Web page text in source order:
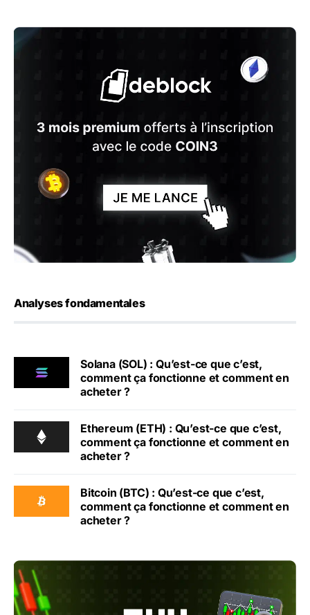
Analyses fondamentales
Solana (SOL) : Qu’est-ce que c’est,
comment ça fonctionne et comment en
acheter ?
Ethereum (ETH) : Qu’est-ce que c’est,
comment ça fonctionne et comment en
acheter ?
Bitcoin (BTC) : Qu’est-ce que c’est,
comment ça fonctionne et comment en
acheter ?